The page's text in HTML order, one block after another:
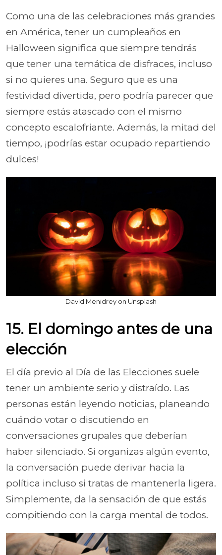
Como una de las celebraciones más grandes
en América, tener un cumpleaños en
Halloween significa que siempre tendrás
que tener una temática de disfraces, incluso
si no quieres una. Seguro que es una
festividad divertida, pero podría parecer que
siempre estás atascado con el mismo
concepto escalofriante. Además, la mitad del
tiempo, ¡podrías estar ocupado repartiendo
dulces!
David Menidrey on Unsplash
15. El domingo antes de una
elección
El día previo al Día de las Elecciones suele
tener un ambiente serio y distraído. Las
personas están leyendo noticias, planeando
cuándo votar o discutiendo en
conversaciones grupales que deberían
haber silenciado. Si organizas algún evento,
la conversación puede derivar hacia la
política incluso si tratas de mantenerla ligera.
Simplemente, da la sensación de que estás
compitiendo con la carga mental de todos.